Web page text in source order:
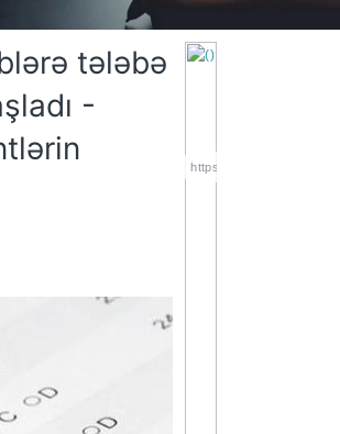
tələbə
-
https://wa.me/